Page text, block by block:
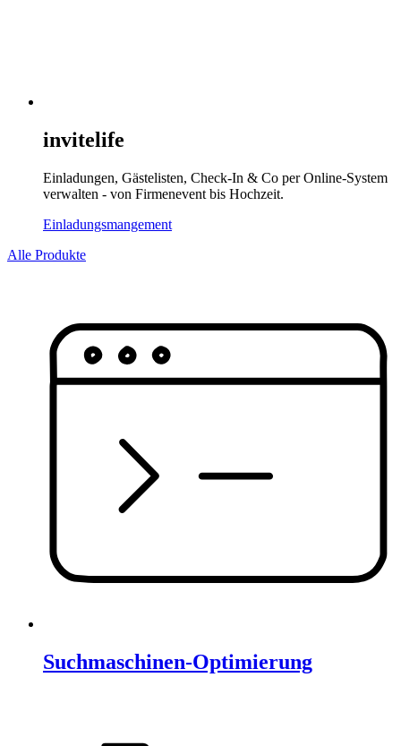
invitelife
Einladungen, Gästelisten, Check-In & Co per Online-System
verwalten - von Firmenevent bis Hochzeit.
Einladungsmangement
Alle Produkte
Suchmaschinen-Optimierung